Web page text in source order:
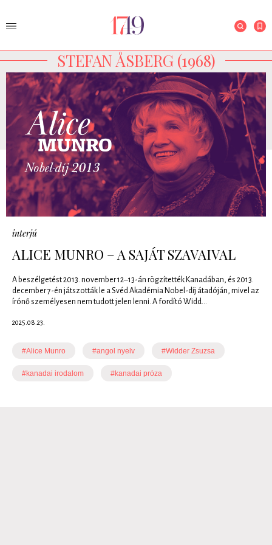
STEFAN ÅSBERG (1968)
interjú
ALICE MUNRO – A SAJÁT SZAVAIVAL
A beszélgetést 2013. november 12–13-án rögzítették Kanadában, és 2013.
december 7-én játszották le a Svéd Akadémia Nobel-díj átadóján, mivel az
írónő személyesen nem tudott jelen lenni. A fordító Widd...
2025.08.23.
#Alice Munro #angol nyelv #Widder Zsuzsa
#kanadai irodalom #kanadai próza